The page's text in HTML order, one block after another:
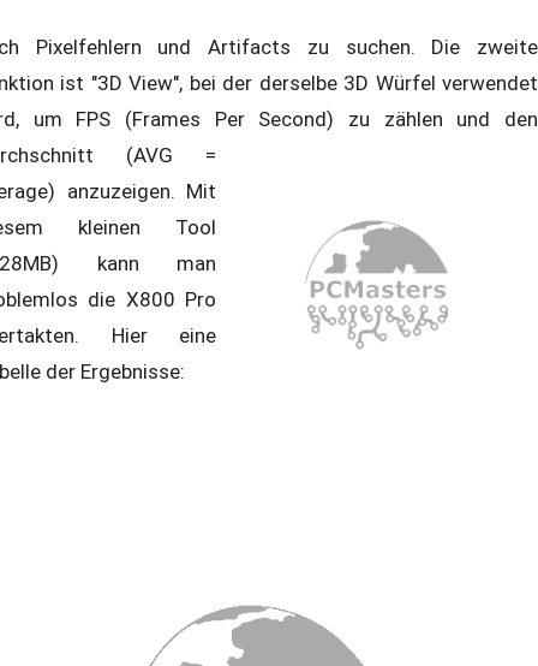
Pixelfehlern und Artifacts zu suchen. Die zweite
ist "3D View", bei der derselbe 3D Würfel verwendet
um FPS (Frames Per Second) zu zählen und den
(AVG =
anzuzeigen. Mit
kleinen Tool
kann man
die X800 Pro
Hier eine
der Ergebnisse: